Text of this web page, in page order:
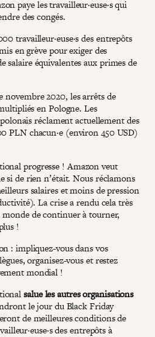
paye les travailleur·euse·s qui
des congés.
travailleur·euse·s des entrepôts
en grève pour exiger des
salaire équivalentes aux primes de
novembre 2020, les arrêts de
en Pologne. Les
polonais réclament actuellement des
PLN chacun·e (environ 450 USD)
progresse ! Amazon veut
si de rien n’était. Nous réclamons
salaires et moins de pression
La crise a rendu cela très
de continuer à tourner,
!
: impliquez-vous dans vos
organisez-vous et restez
mondial !
salue les autres organisations
le jour du Black Friday
de meilleures conditions de
des entrepôts à